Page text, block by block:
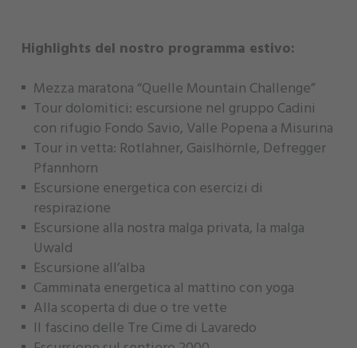
Highlights del nostro programma estivo:
Mezza maratona “Quelle Mountain Challenge”
Tour dolomitici: escursione nel gruppo Cadini
con rifugio Fondo Savio, Valle Popena a Misurina
Tour in vetta: Rotlahner, Gaislhörnle, Defregger
Pfannhorn
Escursione energetica con esercizi di
respirazione
Escursione alla nostra malga privata, la malga
Uwald
Escursione all’alba
Camminata energetica al mattino con yoga
Alla scoperta di due o tre vette
Il fascino delle Tre Cime di Lavaredo